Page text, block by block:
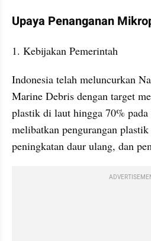
Upaya Penanganan
1. Kebijakan Pemerintah
Indonesia telah meluncurkan
Marine Debris dengan target
plastik di laut hingga 70%
melibatkan pengurangan
peningkatan daur ulang, dan